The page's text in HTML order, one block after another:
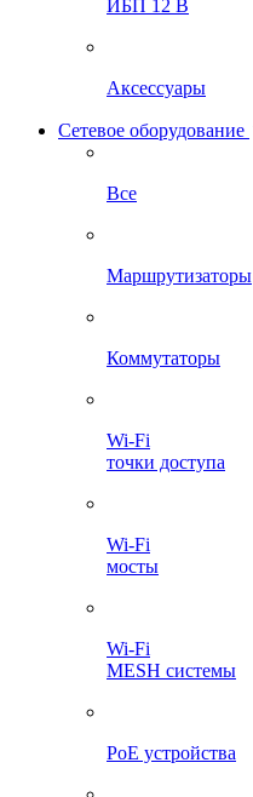
ИБП 12 В
Аксессуары
Сетевое оборудование
Все
Маршрутизаторы
Коммутаторы
Wi-Fi
точки доступа
Wi-Fi
мосты
Wi-Fi
MESH системы
PoE устройства